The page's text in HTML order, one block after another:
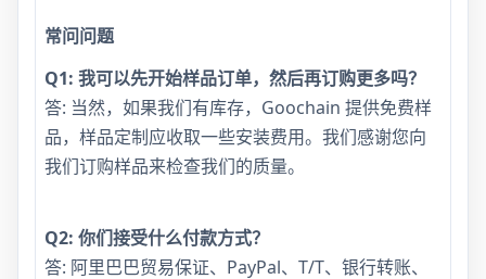
常问问题
Q1: 我可以先开始样品订单，然后再订购更多吗？
答: 当然，如果我们有库存，Goochain 提供免费样
品，样品定制应收取一些安装费用。我们感谢您向
我们订购样品来检查我们的质量。
Q2: 你们接受什么付款方式？
答: 阿里巴巴贸易保证、PayPal、T/T、银行转账、